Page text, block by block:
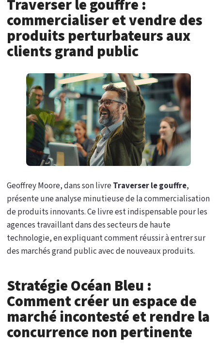
Traverser le gouffre :
commercialiser et vendre des
produits perturbateurs aux
clients grand public
Geoffrey Moore, dans son livreTraverser le gouffre,
présente une analyse minutieuse de la commercialisation
de produits innovants. Ce livre est indispensable pour les
agences travaillant dans des secteurs de haute
technologie, en expliquant comment réussir à entrer sur
des marchés grand public avec de nouveaux produits.
Stratégie Océan Bleu :
Comment créer un espace de
marché incontesté et rendre la
concurrence non pertinente